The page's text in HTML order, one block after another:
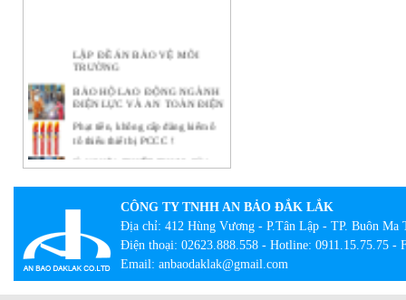
LẬP ĐỀ ÁN BẢO VỆ MÔI
TRƯỜNG
BẢO HỘ LAO ĐỘNG NGÀNH
ĐIỆN LỰC VÀ AN TOÀN ĐIỆN
Phạt tiền, không cấp đăng kiểm ô
tô thiếu thiết bị PCCC !
Ý NGHĨA THIẾT THỰC CỦA
CÔNG TÁC BẢO HỘ LAO
ĐỘNG TẠI DOANH NGHIỆP
BẢO HỘ LAO ĐỘNG -
NHỮNG KHÁI NIỆM CƠ BẢN
CẦN BIẾT
Lạ lẫm với tour bắt buộc mặc đồ
bảo hộ lao động
Con đường thành công của hãng
CÔNG TY TNHH AN BẢO ĐẮK LẮK
Địa chỉ: 412 Hùng Vương - P.Tân Lập - TP. Buôn Ma
Điện thoại: 02623.888.558 - Hotline: 0911.15.75.75 -
Email: anbaodaklak@gmail.com